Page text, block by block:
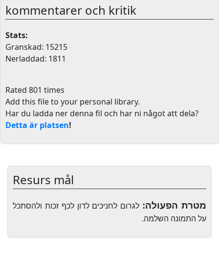
kommentarer och kritik
Stats:
Granskad: 15215
Nerladdad: 1811
Rated 801 times
Add this file to your personal library.
Har du ladda ner denna fil och har ni något att dela?
Detta är platsen!
Resurs mål
מטרת הפעולה: לגרום לחניכים לדון לכף זכות ולהסתכל
על התמונה השלמה.